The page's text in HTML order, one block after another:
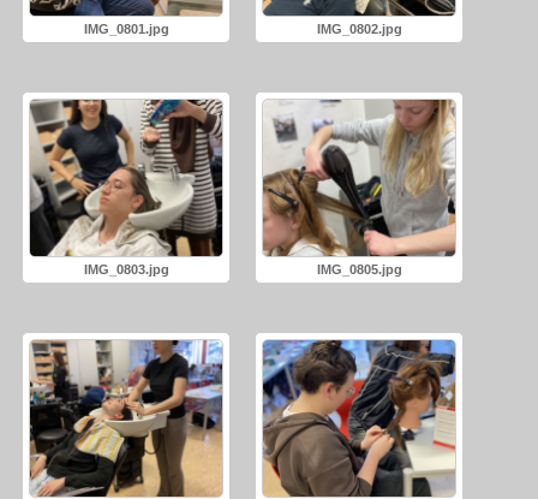
IMG_0801.jpg IMG_0802.jpg
IMG_0803.jpg IMG_0805.jpg